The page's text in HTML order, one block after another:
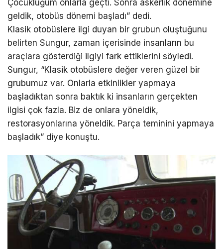
Çocukluğum onlarla geçti. Sonra askerlik dönemine
geldik, otobüs dönemi başladı” dedi.
Klasik otobüslere ilgi duyan bir grubun oluştuğunu
belirten Sungur, zaman içerisinde insanların bu
araçlara gösterdiği ilgiyi fark ettiklerini söyledi.
Sungur, “Klasik otobüslere değer veren güzel bir
grubumuz var. Onlarla etkinlikler yapmaya
başladıktan sonra baktık ki insanların gerçekten
ilgisi çok fazla. Biz de onlara yöneldik,
restorasyonlarına yöneldik. Parça teminini yapmaya
başladık” diye konuştu.